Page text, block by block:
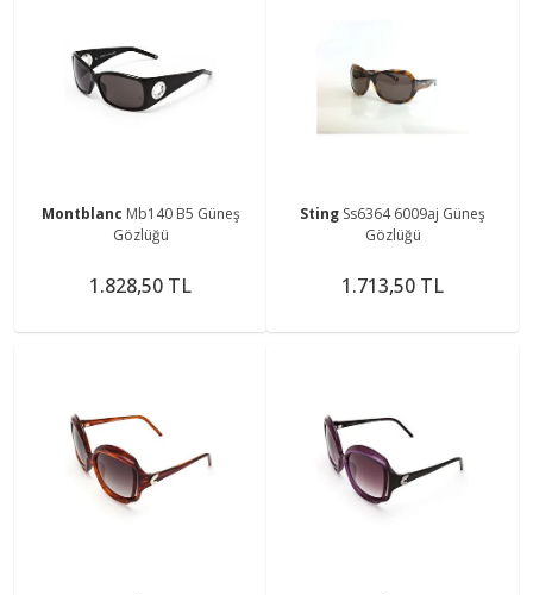
Montblanc Mb140 B5 Güneş
Gözlüğü
1.828,50 TL
Sting Ss6364 6009aj Güneş
Gözlüğü
1.713,50 TL